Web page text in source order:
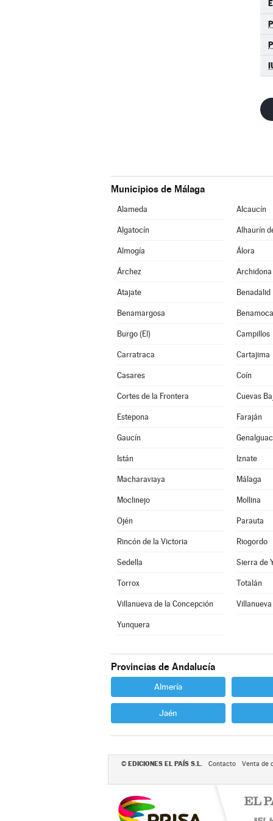
Municipios de Málaga
Alameda Alcaucín
Algatocín Alhaurín
Almogía Álora
Árchez Archidona
Atajate Benadalid
Benamargosa
Burgo (El) Campillos
Carratraca Cartajima
Casares Coín
Cortes de la Frontera Cuevas
Estepona Faraján
Gaucín
Istán Iznate
Macharaviaya Málaga
Moclinejo Mollina
Ojén Parauta
Rincón de la Victoria Riogordo
Sedella Sierra de
Torrox Totalán
Villanueva de la Concepción
Yunquera
Provincias de Andalucía
Almería
Jaén
© EDICIONES EL PAÍS S.L. Contacto Venta de